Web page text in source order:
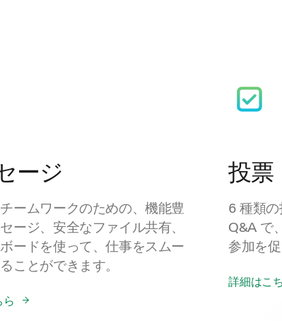
ージ
ームワークのための、機能豊
ージ、安全なファイル共有、
ードを使って、仕事をスムー
ことができます。
投票
6 種類
Q&A で
参加を促
詳細はこ